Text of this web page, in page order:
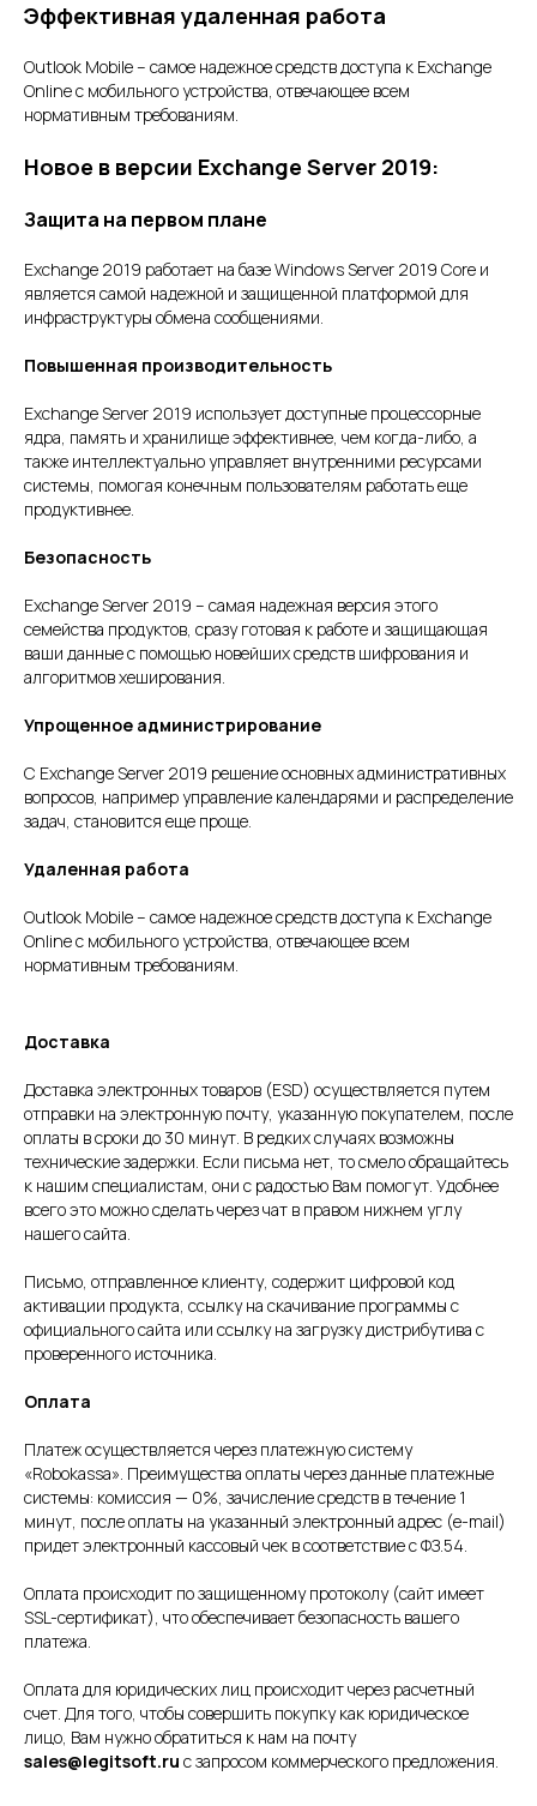
Эффективная удаленная работа
Outlook Mobile – самое надежное средств доступа к Exchange
Online с мобильного устройства, отвечающее всем
нормативным требованиям.
Новое в версии Exchange Server 2019:
Защита на первом плане
Exchange 2019 работает на базе Windows Server 2019 Core и
является самой надежной и защищенной платформой для
инфраструктуры обмена сообщениями.
Повышенная производительность
Exchange Server 2019 использует доступные процессорные
ядра, память и хранилище эффективнее, чем когда-либо, а
также интеллектуально управляет внутренними ресурсами
системы, помогая конечным пользователям работать еще
продуктивнее.
Безопасность
Exchange Server 2019 – самая надежная версия этого
семейства продуктов, сразу готовая к работе и защищающая
ваши данные с помощью новейших средств шифрования и
алгоритмов хеширования.
Упрощенное администрирование
С Exchange Server 2019 решение основных административных
вопросов, например управление календарями и распределение
задач, становится еще проще.
Удаленная работа
Outlook Mobile – самое надежное средств доступа к Exchange
Online с мобильного устройства, отвечающее всем
нормативным требованиям.
Доставка
Доставка электронных товаров (ESD) осуществляется путем
отправки на электронную почту, указанную покупателем, после
оплаты в сроки до 30 минут. В редких случаях возможны
технические задержки. Если письма нет, то смело обращайтесь
к нашим специалистам, они с радостью Вам помогут. Удобнее
всего это можно сделать через чат в правом нижнем углу
нашего сайта.
Письмо, отправленное клиенту, содержит цифровой код
активации продукта, ссылку на скачивание программы с
официального сайта или ссылку на загрузку дистрибутива с
проверенного источника.
Оплата
Платеж осуществляется через платежную систему
«Robokassa». Преимущества оплаты через данные платежные
системы: комиссия — 0%, зачисление средств в течение 1
минут, после оплаты на указанный электронный адрес (e-mail)
придет электронный кассовый чек в соответствие с ФЗ.54.
Оплата происходит по защищенному протоколу (сайт имеет
SSL-сертификат), что обеспечивает безопасность вашего
платежа.
Оплата для юридических лиц происходит через расчетный
счет. Для того, чтобы совершить покупку как юридическое
лицо, Вам нужно обратиться к нам на почту
sales@legitsoft.ru с запросом коммерческого предложения.